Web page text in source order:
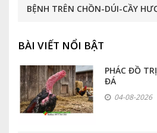
BỆNH TRÊN CHỒN-DÚI-CẦY
BÀI VIẾT NỔI BẬT
PHÁC ĐỒ
ĐÁ
04-08-2026